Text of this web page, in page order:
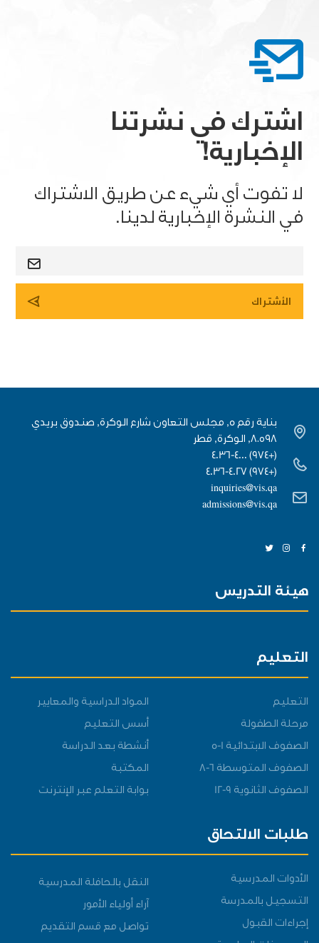
اشترك في نشرتنا
الإخبارية!
لا تفوت أي شيء عن طريق الاشتراك
في النشرة الإخبارية لدينا.
بناية رقم 5, مجلس التعاون شارع الوكرة, صندوق بريدي
٨٠٥٩٨, الوكرة, قطر
(+974) 4036-4000
(+974) 4036-4027
inquiries@vis.qa
admissions@vis.qa
هيئة التدريس
التعليم
التعليم
مرحلة الطفولة
الصفوف الابتدائية 1-5
الصفوف المتوسطة 6-8
الصفوف الثانوية 9-12
المواد الدراسية والمعايير
أسس التعليم
أنشطة بعد الدراسة
المكتبة
بوابة التعلم عبر الإنترنت
طلبات الالتحاق
الأدوات المدرسية
التسجيل بالمدرسة
إجراءات القبول
النقل بالحافلة المدرسية
آراء أولياء الأمور
تواصل مع قسم التقديم